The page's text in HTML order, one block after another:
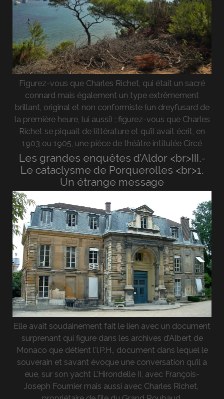
Figurez-vous que Charles Richet, qui était un sacré
connard mais également un type extrêmement
brillant, original et non conformiste (un dreyfusard de
la première heure, lui aussi) ; figurez-vous que Charles
Richet se piquait de littérature et qu’il avait écrit, en
1903 ou 1905, une pièce de théâtre intitulée Circé
Les grandes enquêtes d’Aldor <br>III.-
Le cataclysme de Porquerolles <br>1.
Un étrange message
Elle avait soudainement fait le lien avec un document
surprenant qui figure dans les archives d’Albert de
Monaco que détient l’I.P.H., document dans lequel le
souverain et savant évoque une conversation qu’il a
eue, sur son yacht L’Hirondelle II, avec François-
Joseph Fournier mais aussi avec Charles Richet,